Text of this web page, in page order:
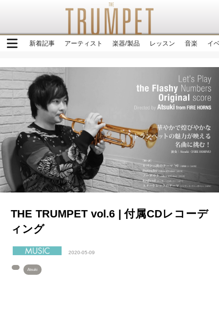
新着記事 アーティスト 楽器/製品 レッスン 音楽 イ
THE TRUMPET vol.6 | 付属CDレコーデ
ィング
2020-05-09
Atsuki